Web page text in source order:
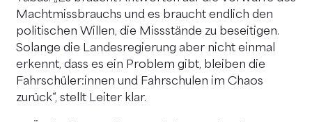
Machtmissbrauchs und es braucht endlich den
politischen Willen, die Missstände zu beseitigen.
Solange die Landesregierung aber nicht einmal
erkennt, dass es ein Problem gibt, bleiben die
Fahrschüler:innen und Fahrschulen im Chaos
zurück“, stellt Leiter klar.